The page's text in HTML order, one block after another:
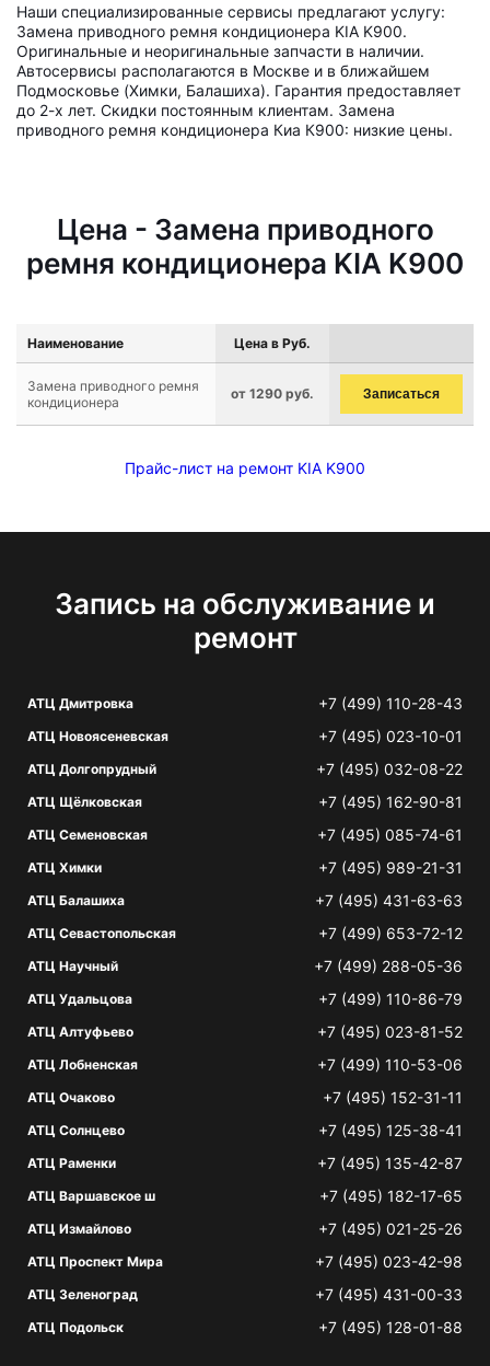
Наши специализированные сервисы предлагают услугу:
Замена приводного ремня кондиционера KIA K900.
Оригинальные и неоригинальные запчасти в наличии.
Автосервисы располагаются в Москве и в ближайшем
Подмосковье (Химки, Балашиха). Гарантия предоставляет
до 2-х лет. Скидки постоянным клиентам. Замена
приводного ремня кондиционера Киа К900: низкие цены.
Цена - Замена приводного
ремня кондиционера KIA K900
Наименование Цена в Руб.
Замена приводного ремня
кондиционера
от 1290 руб. Записаться
Прайс-лист на ремонт KIA K900
Запись на обслуживание и
ремонт
АТЦ Дмитровка +7 (499) 110-28-43
АТЦ Новоясеневская +7 (495) 023-10-01
АТЦ Долгопрудный +7 (495) 032-08-22
АТЦ Щёлковская +7 (495) 162-90-81
АТЦ Семеновская +7 (495) 085-74-61
АТЦ Химки +7 (495) 989-21-31
АТЦ Балашиха +7 (495) 431-63-63
АТЦ Севастопольская +7 (499) 653-72-12
АТЦ Научный +7 (499) 288-05-36
АТЦ Удальцова +7 (499) 110-86-79
АТЦ Алтуфьево +7 (495) 023-81-52
АТЦ Лобненская +7 (499) 110-53-06
АТЦ Очаково +7 (495) 152-31-11
АТЦ Солнцево +7 (495) 125-38-41
АТЦ Раменки +7 (495) 135-42-87
АТЦ Варшавское ш +7 (495) 182-17-65
АТЦ Измайлово +7 (495) 021-25-26
АТЦ Проспект Мира +7 (495) 023-42-98
АТЦ Зеленоград +7 (495) 431-00-33
АТЦ Подольск +7 (495) 128-01-88